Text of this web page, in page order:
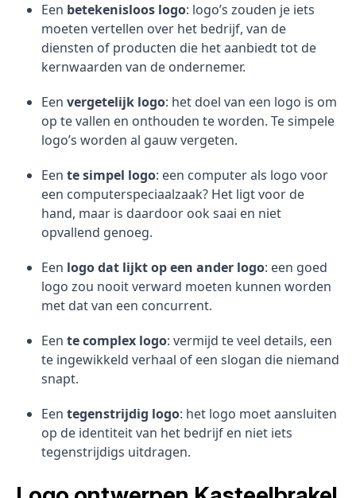
Een betekenisloos logo: logo’s zouden je iets
moeten vertellen over het bedrijf, van de
diensten of producten die het aanbiedt tot de
kernwaarden van de ondernemer.
Een vergetelijk logo: het doel van een logo is om
op te vallen en onthouden te worden. Te simpele
logo’s worden al gauw vergeten.
Een te simpel logo: een computer als logo voor
een computerspeciaalzaak? Het ligt voor de
hand, maar is daardoor ook saai en niet
opvallend genoeg.
Een logo dat lijkt op een ander logo: een goed
logo zou nooit verward moeten kunnen worden
met dat van een concurrent.
Een te complex logo: vermijd te veel details, een
te ingewikkeld verhaal of een slogan die niemand
snapt.
Een tegenstrijdig logo: het logo moet aansluiten
op de identiteit van het bedrijf en niet iets
tegenstrijdigs uitdragen.